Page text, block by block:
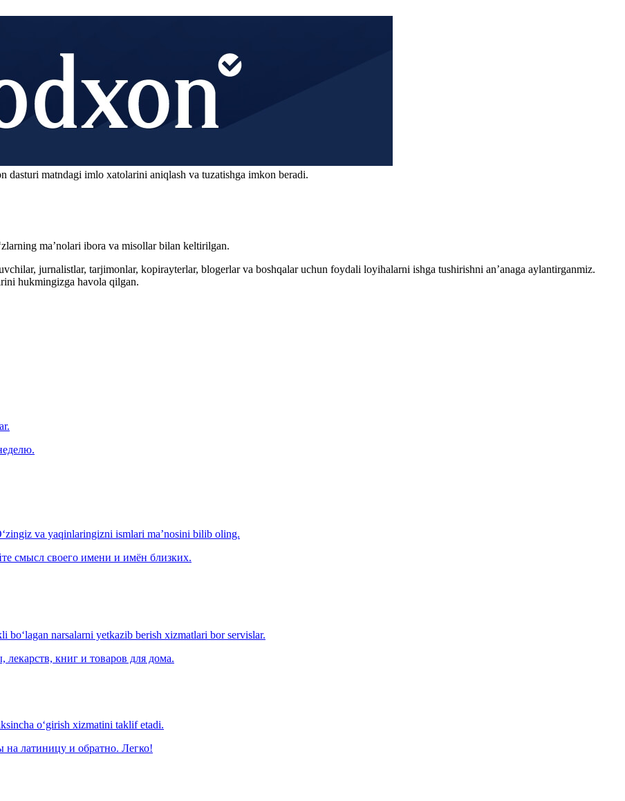
matndagi imlo xatolarini aniqlash va tuzatishga imkon beradi.
ma’nolari ibora va misollar bilan keltirilgan.
jurnalistlar, tarjimonlar, kopirayterlar, blogerlar va boshqalar uchun foydali loyihalarni ishga tushirishni an’anaga aylantirganmiz.
hukmingizga havola qilgan.
va yaqinlaringizni ismlari ma’nosini bilib oling.
смысл своего имени и имён близких.
narsalarni yetkazib berish xizmatlari bor servislar.
книг и товаров для дома.
o‘girish xizmatini taklif etadi.
латиницу и обратно. Легко!